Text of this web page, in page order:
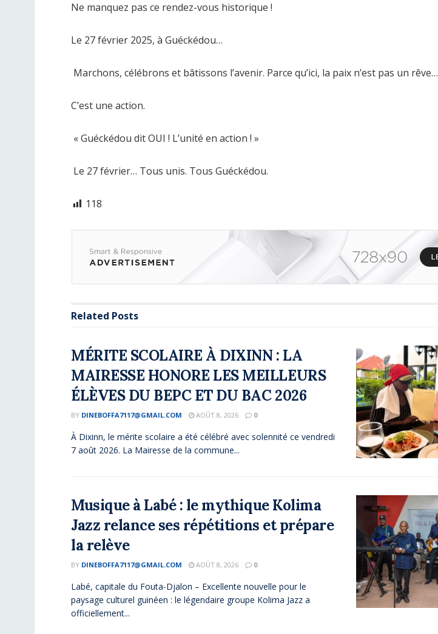
Ne manquez pas ce rendez-vous historique !
Le 27 février 2025, à Guéckédou…
Marchons, célébrons et bâtissons l’avenir. Parce qu’ici, la paix n’est pas un rêve…
C’est une action.
« Guéckédou dit OUI ! L’unité en action ! »
Le 27 février… Tous unis. Tous Guéckédou.
118
Related Posts
MÉRITE SCOLAIRE À DIXINN : LA
MAIRESSE HONORE LES MEILLEURS
ÉLÈVES DU BEPC ET DU BAC 2026
BY DINEBOFFA7117@GMAIL.COM AOÛT 8, 2026 0
À Dixinn, le mérite scolaire a été célébré avec solennité ce vendredi
7 août 2026. La Mairesse de la commune...
Musique à Labé : le mythique Kolima
Jazz relance ses répétitions et prépare
la relève
BY DINEBOFFA7117@GMAIL.COM AOÛT 8, 2026 0
Labé, capitale du Fouta-Djalon – Excellente nouvelle pour le
paysage culturel guinéen : le légendaire groupe Kolima Jazz a
officiellement...